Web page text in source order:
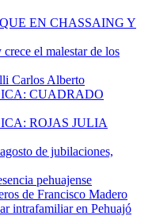
EN CHASSAING Y
el malestar de los
Carlos Alberto
CUADRADO
ROJAS JULIA
de jubilaciones,
pehuajense
de Francisco Madero
intrafamiliar en Pehuajó